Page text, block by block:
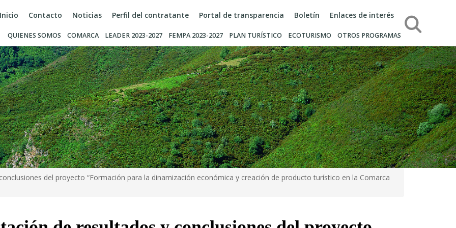
Inicio Contacto Noticias Perfil del contratante Portal de transparencia Boletín Enlaces de interés
QUIENES SOMOS COMARCA LEADER 2023-2027 FEMPA 2023-2027 PLAN TURÍSTICO ECOTURISMO OTROS PROGRAMAS
Búsqueda
del proyecto “Formación para la dinamización económica y creación de producto turístico en la Comarca